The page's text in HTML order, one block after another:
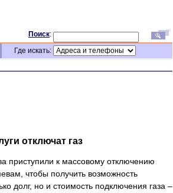
Поиск:
Где искать:
отключат газ
приступили к массовому отключению
чтобы получить возможность
долг, но и стоимость подключения газа –